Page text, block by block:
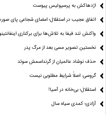
اژدهاکش به پرسپولیس پیوست
اتفاق عجیب در استقلال؛ امضای شجاعی پای صورت‌های مالی
واکنش تند فیفا به تلاش‌ها برای برکناری
نخستین تصویر مسی بعد از مرگ پدر
حذف نوشاد عالمیان از گرنداسمش سوئد
گروسی: اصلاً شرایط مطلوبی نیست
استقلال؛ بی‌خانه در آسیا!
آزادی؛ کمدی سیاه سال